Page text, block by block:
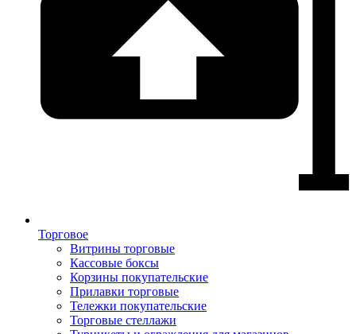
Торговое
Витрины торговые
Кассовые боксы
Корзины покупательские
Прилавки торговые
Тележки покупательские
Торговые стеллажи